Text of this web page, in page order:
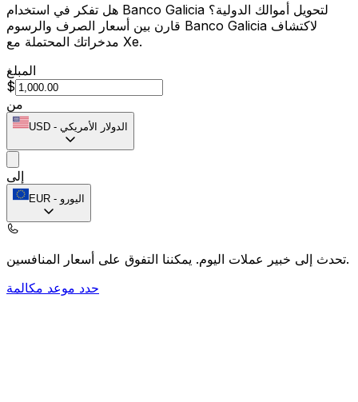
هل تفكر في استخدام Banco Galicia لتحويل أموالك الدولية؟
قارن بين أسعار الصرف والرسوم Banco Galicia لاكتشاف
مدخراتك المحتملة مع Xe.
المبلغ
$
من
USD - الدولار الأمريكي
إلى
EUR - اليورو
تحدث إلى خبير عملات اليوم.يمكننا التفوق على أسعار المنافسين.
حدد موعد مكالمة